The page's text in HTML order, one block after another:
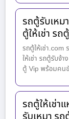
รถตู้รับเหม
ตู้ให้เช่า รถ
รถตู้ให้เช่า
ให้เช่า รถตู้รับจ้า
ตู้ Vip พร้อมคน
รถตู้ให้เช่า